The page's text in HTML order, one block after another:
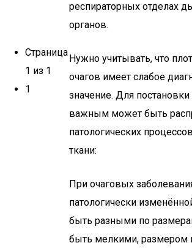
Страница
1 из 1
1
респираторных отделах
органов.
Нужно учитывать, что
очагов имеет слабое
значение. Для
важным может быть
патологических
ткани:
При очаговых
патологически
быть разными по
быть мелкими, размером